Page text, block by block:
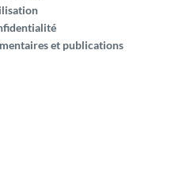
et publications